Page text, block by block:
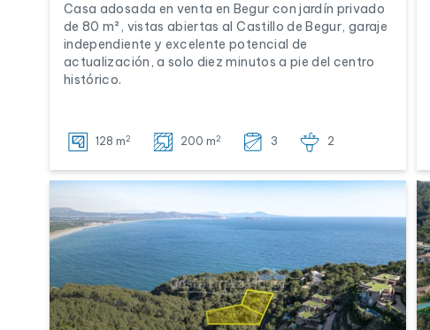
Casa adosada en venta en Begur con jardín privado
de 80 m², vistas abiertas al Castillo de Begur, garaje
independiente y excelente potencial de
actualización, a solo diez minutos a pie del centro
histórico.
128 m2 200 m2 3 2